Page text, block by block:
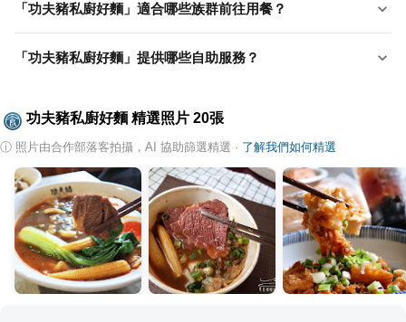
「功夫豬私廚好麵」適合哪些族群前往用餐？
「功夫豬私廚好麵」提供哪些自助服務？
功夫豬私廚好麵 精選照片 20張
ⓘ 照片由合作部落客拍攝，AI 協助篩選精選 · 了解我們如何精選